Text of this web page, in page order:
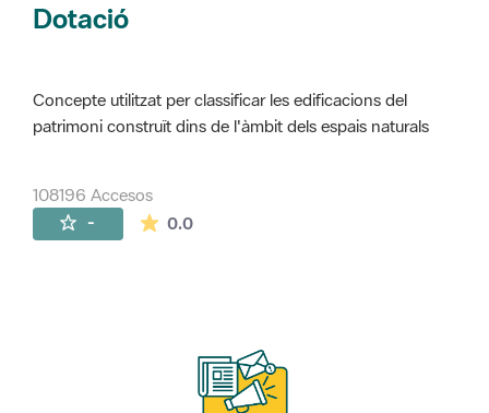
Dotació
Concepte utilitzat per classificar les edificacions del
patrimoni construït dins de l'àmbit dels espais naturals
108196 Accesos
- 0.0La valoración media es de 0 estrellas de